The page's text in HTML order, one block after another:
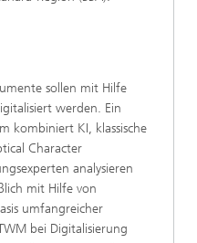
sollen mit Hilfe
werden. Ein
kombiniert KI, klassische
Character
analysieren
mit Hilfe von
umfangreicher
bei Digitalisierung